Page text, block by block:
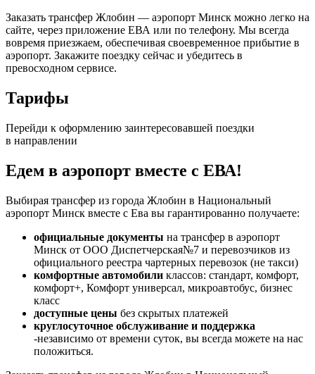
Заказать трансфер Жлобин — аэропорт Минск можно легко на
сайте, через приложение ЕВА или по телефону. Мы всегда
вовремя приезжаем, обеспечивая своевременное прибытие в
аэропорт. Закажите поездку сейчас и убедитесь в
превосходном сервисе.
Тарифы
Перейди к оформлению заинтересовавшей поездки
в направлении
Едем в аэропорт вместе с ЕВА!
Выбирая трансфер из города Жлобин в Национальный
аэропорт Минск вместе с Ева вы гарантированно получаете:
официальные документы на трансфер в аэропорт
Минск от ООО Диспетчерская№7 и перевозчиков из
официального реестра чартерных перевозок (не такси)
комфортные автомобили классов: стандарт, комфорт,
комфорт+, Комфорт универсал, микроавтобус, бизнес
класс
доступные цены без скрытых платежей
круглосуточное обслуживание и поддержка
-независимо от времени суток, вы всегда можете на нас
положиться.